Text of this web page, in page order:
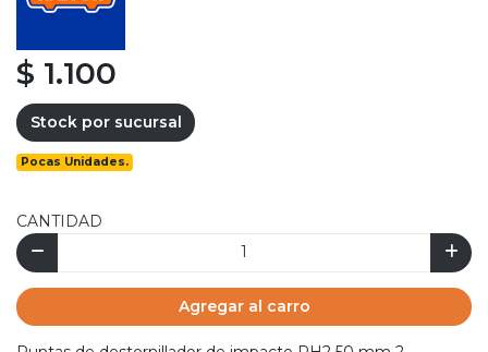
$ 1.100
Stock por sucursal
Pocas Unidades.
CANTIDAD
Agregar al carro